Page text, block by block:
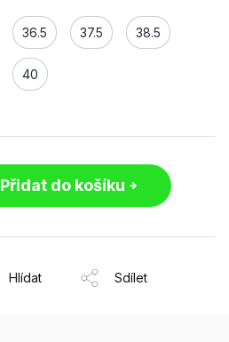
36.5 37.5 38.5
40
Přidat do košíku
Hlídat Sdílet